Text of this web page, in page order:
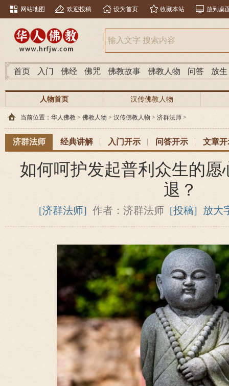
网站地图 欢迎投稿 设为首页 收藏本站 放到桌
首页 入门 佛经 佛咒 佛教故事 佛教人物 问答 放生
人物首页 汉传佛教人物
当前位置： 华人佛教 > 佛教人物 > 汉传佛教人物 > 济群法师 >
济群法师 经典讲解 入门开示 问答开示 文章开
如何呵护发起普利众生的愿
退？
[济群法师] 作者：济群法师 [投稿] 放大